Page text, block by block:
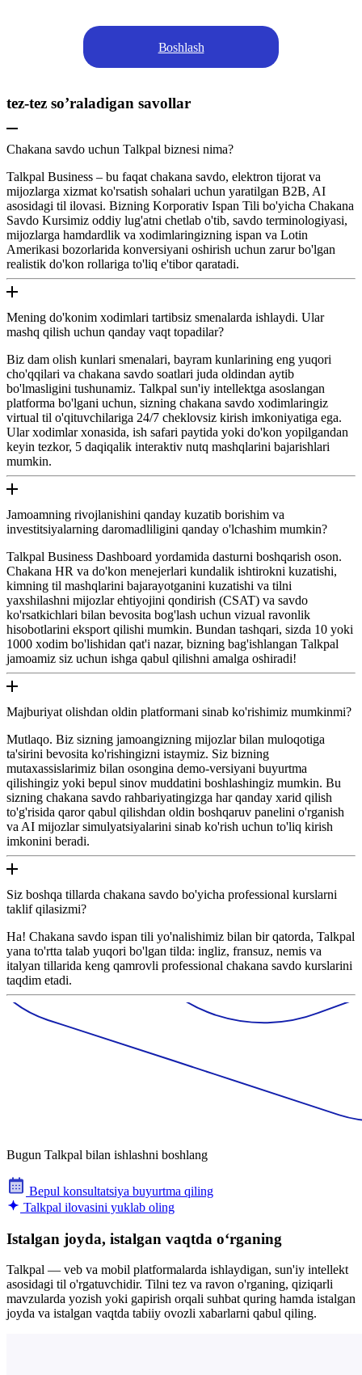
Boshlash
tez-tez so’raladigan savollar
Chakana savdo uchun Talkpal biznesi nima?
Talkpal Business – bu faqat chakana savdo, elektron tijorat va
mijozlarga xizmat ko'rsatish sohalari uchun yaratilgan B2B, AI
asosidagi til ilovasi. Bizning Korporativ Ispan Tili bo'yicha Chakana
Savdo Kursimiz oddiy lug'atni chetlab o'tib, savdo terminologiyasi,
mijozlarga hamdardlik va xodimlaringizning ispan va Lotin
Amerikasi bozorlarida konversiyani oshirish uchun zarur bo'lgan
realistik do'kon rollariga to'liq e'tibor qaratadi.
Mening do'konim xodimlari tartibsiz smenalarda ishlaydi. Ular
mashq qilish uchun qanday vaqt topadilar?
Biz dam olish kunlari smenalari, bayram kunlarining eng yuqori
cho'qqilari va chakana savdo soatlari juda oldindan aytib
bo'lmasligini tushunamiz. Talkpal sun'iy intellektga asoslangan
platforma bo'lgani uchun, sizning chakana savdo xodimlaringiz
virtual til o'qituvchilariga 24/7 cheklovsiz kirish imkoniyatiga ega.
Ular xodimlar xonasida, ish safari paytida yoki do'kon yopilgandan
keyin tezkor, 5 daqiqalik interaktiv nutq mashqlarini bajarishlari
mumkin.
Jamoamning rivojlanishini qanday kuzatib borishim va
investitsiyalarning daromadliligini qanday o'lchashim mumkin?
Talkpal Business Dashboard yordamida dasturni boshqarish oson.
Chakana HR va do'kon menejerlari kundalik ishtirokni kuzatishi,
kimning til mashqlarini bajarayotganini kuzatishi va tilni
yaxshilashni mijozlar ehtiyojini qondirish (CSAT) va savdo
ko'rsatkichlari bilan bevosita bog'lash uchun vizual ravonlik
hisobotlarini eksport qilishi mumkin. Bundan tashqari, sizda 10 yoki
1000 xodim bo'lishidan qat'i nazar, bizning bag'ishlangan Talkpal
jamoamiz siz uchun ishga qabul qilishni amalga oshiradi!
Majburiyat olishdan oldin platformani sinab ko'rishimiz mumkinmi?
Mutlaqo. Biz sizning jamoangizning mijozlar bilan muloqotiga
ta'sirini bevosita ko'rishingizni istaymiz. Siz bizning
mutaxassislarimiz bilan osongina demo-versiyani buyurtma
qilishingiz yoki bepul sinov muddatini boshlashingiz mumkin. Bu
sizning chakana savdo rahbariyatingizga har qanday xarid qilish
to'g'risida qaror qabul qilishdan oldin boshqaruv panelini o'rganish
va AI mijozlar simulyatsiyalarini sinab ko'rish uchun to'liq kirish
imkonini beradi.
Siz boshqa tillarda chakana savdo bo'yicha professional kurslarni
taklif qilasizmi?
Ha! Chakana savdo ispan tili yo'nalishimiz bilan bir qatorda, Talkpal
yana to'rtta talab yuqori bo'lgan tilda: ingliz, fransuz, nemis va
italyan tillarida keng qamrovli professional chakana savdo kurslarini
taqdim etadi.
Bugun Talkpal bilan ishlashni boshlang
Bepul konsultatsiya buyurtma qiling
Talkpal ilovasini yuklab oling
Istalgan joyda, istalgan vaqtda oʻrganing
Talkpal — veb va mobil platformalarda ishlaydigan, sun'iy intellekt
asosidagi til o'rgatuvchidir. Tilni tez va ravon o'rganing, qiziqarli
mavzularda yozish yoki gapirish orqali suhbat quring hamda istalgan
joyda va istalgan vaqtda tabiiy ovozli xabarlarni qabul qiling.